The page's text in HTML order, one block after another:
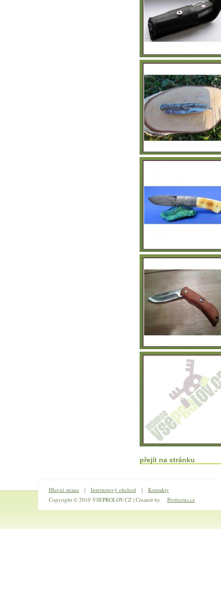
přejít na stránku
Hlavní strana | Internetový obchod |
Kontakty
Copyright © 2010 VSEPROLOV.CZ | Created by
Profectus.cz